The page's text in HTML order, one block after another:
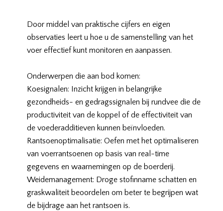
Door middel van praktische cijfers en eigen
observaties leert u hoe u de samenstelling van het
voer effectief kunt monitoren en aanpassen.
Onderwerpen die aan bod komen:
Koesignalen: Inzicht krijgen in belangrijke
gezondheids- en gedragssignalen bij rundvee die de
productiviteit van de koppel of de effectiviteit van
de voederadditieven kunnen beïnvloeden.
Rantsoenoptimalisatie: Oefen met het optimaliseren
van voerrantsoenen op basis van real-time
gegevens en waarnemingen op de boerderij.
Weidemanagement: Droge stofinname schatten en
graskwaliteit beoordelen om beter te begrijpen wat
de bijdrage aan het rantsoen is.